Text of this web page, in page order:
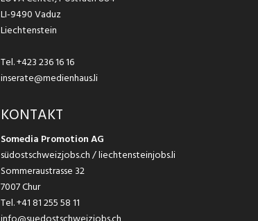
LI-9490 Vaduz
Liechtenstein
Tel.+423 236 16 16
inserate@medienhaus.li
KONTAKT
Somedia Promotion AG
südostschweizjobs.ch / liechtensteinjobs.li
Sommeraustrasse 32
7007 Chur
Tel.+41 81 255 58 11